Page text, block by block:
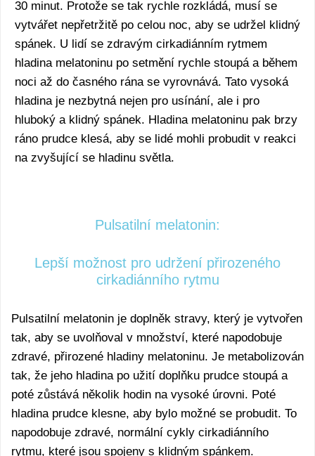
30 minut. Protože se tak rychle rozkládá, musí se
vytvářet nepřetržitě po celou noc, aby se udržel klidný
spánek. U lidí se zdravým cirkadiánním rytmem
hladina melatoninu po setmění rychle stoupá a během
noci až do časného rána se vyrovnává. Tato vysoká
hladina je nezbytná nejen pro usínání, ale i pro
hluboký a klidný spánek. Hladina melatoninu pak brzy
ráno prudce klesá, aby se lidé mohli probudit v reakci
na zvyšující se hladinu světla.
Pulsatilní melatonin:
Lepší možnost pro udržení přirozeného
cirkadiánního rytmu
Pulsatilní melatonin je doplněk stravy, který je vytvořen
tak, aby se uvolňoval v množství, které napodobuje
zdravé, přirozené hladiny melatoninu. Je metabolizován
tak, že jeho hladina po užití doplňku prudce stoupá a
poté zůstává několik hodin na vysoké úrovni. Poté
hladina prudce klesne, aby bylo možné se probudit. To
napodobuje zdravé, normální cykly cirkadiánního
rytmu, které jsou spojeny s klidným spánkem.